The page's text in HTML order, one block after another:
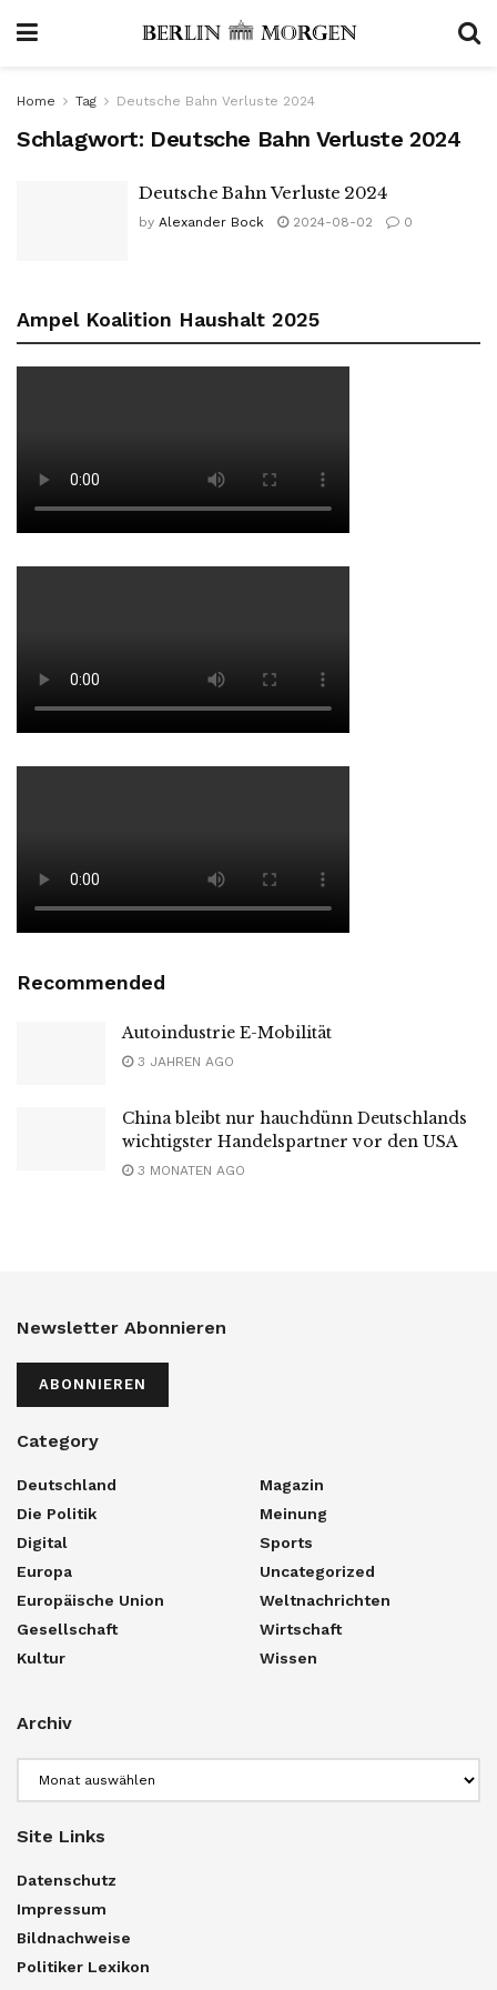
Home Tag Deutsche Bahn Verluste 2024
Schlagwort: Deutsche Bahn Verluste 2024
Deutsche Bahn Verluste 2024
by Alexander Bock 2024-08-02 0
Ampel Koalition Haushalt 2025
Recommended
Autoindustrie E-Mobilität
3 JAHREN AGO
China bleibt nur hauchdünn Deutschlands
wichtigster Handelspartner vor den USA
3 MONATEN AGO
Newsletter Abonnieren
ABONNIEREN
Category
Deutschland
Die Politik
Digital
Europa
Europäische Union
Gesellschaft
Kultur
Magazin
Meinung
Sports
Uncategorized
Weltnachrichten
Wirtschaft
Wissen
Archiv
Site Links
Datenschutz
Impressum
Bildnachweise
Politiker Lexikon